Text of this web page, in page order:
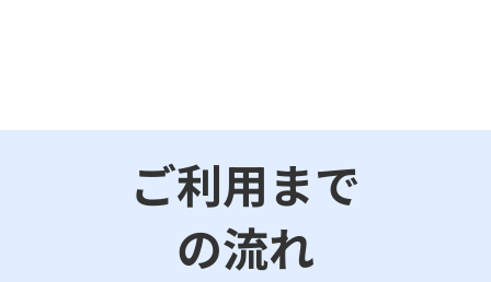
ご利用まで
の流れ